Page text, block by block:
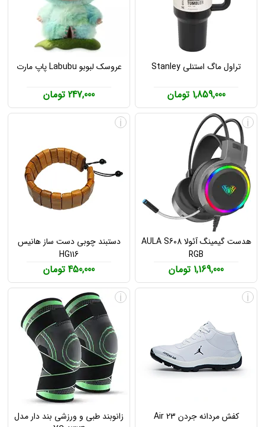
تراول ماگ استنلی Stanley
1,859,000 تومان
عروسک لبوبو Labubu پاپ مارت
247,000 تومان
هدست گیمینگ آئولا AULA S608
RGB
1,169,000 تومان
i
دستبند چوبی دست ساز هانیس
HG116
450,000 تومان
i
کفش مردانه جردن Air 23
i
زانوبند طبی و ورزشی بند دار مدل
i